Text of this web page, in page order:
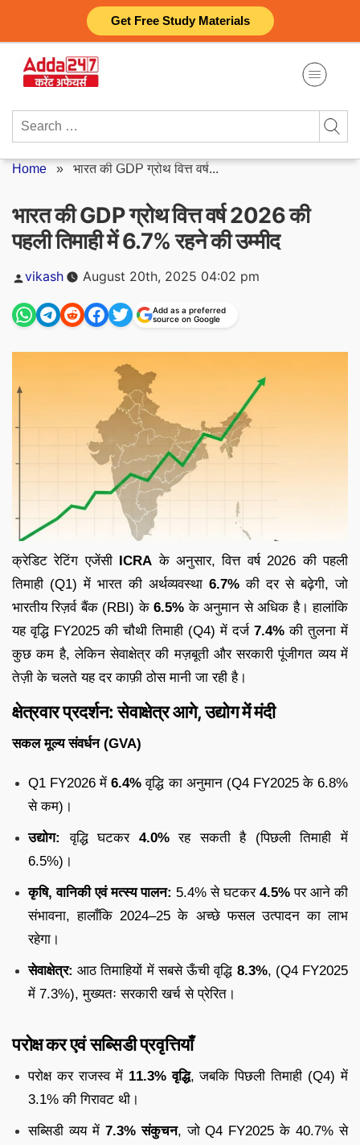
Get Free Study Materials
content
Search
Home » भारत की GDP ग्रोथ वित्त वर्ष...
भारत की GDP ग्रोथ वित्त वर्ष 2026 की
पहली तिमाही में 6.7% रहने की उम्मीद
Posted
vikash August 20th, 2025 04:02 pm
Add as a preferred
source on Google
क्रेडिट रेटिंग एजेंसी ICRA के अनुसार, वित्त वर्ष 2026 की पहली
तिमाही (Q1) में भारत की अर्थव्यवस्था 6.7% की दर से बढ़ेगी, जो
भारतीय रिज़र्व बैंक (RBI) के6.5% के अनुमान से अधिक है। हालांकि
यह वृद्धि FY2025 की चौथी तिमाही (Q4) में दर्ज 7.4% की तुलना में
कुछ कम है, लेकिन सेवाक्षेत्र की मज़बूती और सरकारी पूंजीगत व्यय में
तेज़ी के चलते यह दर काफ़ी ठोस मानी जा रही है।
क्षेत्रवार प्रदर्शन: सेवाक्षेत्र आगे, उद्योग में मंदी
सकल मूल्य संवर्धन (GVA)
Q1 FY2026 में6.4% वृद्धि का अनुमान (Q4 FY2025 के 6.8%
से कम)।
उद्योग: वृद्धि घटकर 4.0%रह सकती है (पिछली तिमाही में
6.5%)।
कृषि, वानिकी एवं मत्स्य पालन: 5.4% से घटकर 4.5% पर आने की
संभावना, हालाँकि 2024–25 के अच्छे फसल उत्पादन का लाभ
रहेगा।
सेवाक्षेत्र: आठ तिमाहियों में सबसे ऊँची वृद्धि 8.3%, (Q4 FY2025
में 7.3%), मुख्यतः सरकारी खर्च से प्रेरित।
परोक्ष कर एवं सब्सिडी प्रवृत्तियाँ
परोक्ष कर राजस्व में 11.3% वृद्धि, जबकि पिछली तिमाही (Q4) में
3.1% की गिरावट थी।
सब्सिडी व्यय में 7.3% संकुचन, जो Q4 FY2025 के 40.7% से